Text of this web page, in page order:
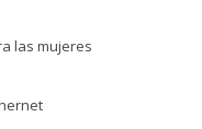
las mujeres